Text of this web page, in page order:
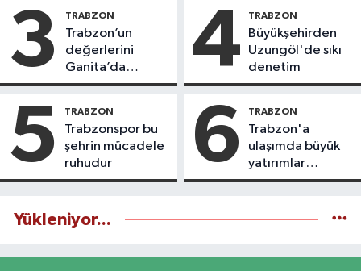
3 TRABZON
Trabzon’un
değerlerini
Ganita’da
yaşatıyoruz
4 TRABZON
Büyükşehirden
Uzungöl'de sıkı
denetim
5 TRABZON
Trabzonspor bu
şehrin mücadele
ruhudur
6 TRABZON
Trabzon'a
ulaşımda büyük
yatırımlar
yapılıyor
Yükleniyor...